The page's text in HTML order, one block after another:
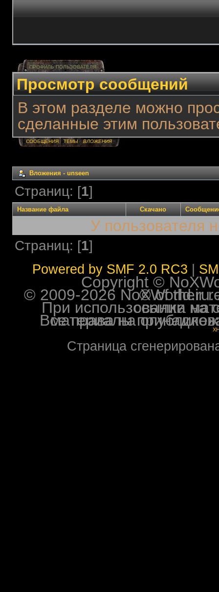
ПРОФИЛЬ ПОЛЬЗОВАТЕЛЯ
Просмотр сообщений
В этом разделе можно
сделанные этим
СООБЩЕНИЯ ТЕМЫ ВЛОЖЕНИЯ
Вложения - unseen
Страниц: [1]
Название файла Скачано
У пользователя
Страниц: [1]
Powered by SMF 2.0 RC3
Copyright ©
© 2009-2026 NoXWorld.ru. All
При использовании
Все права на опубликованные на форуме
Страница